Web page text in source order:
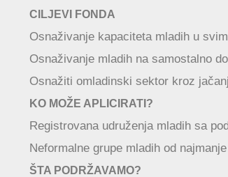
CILJEVI FONDA
Osnaživanje kapaciteta mladih u
Osnaživanje mladih na samostalno
Osnažiti omladinski sektor kroz
KO MOŽE APLICIRATI?
Registrovana udruženja mladih sa
Neformalne grupe mladih od
ŠTA PODRŽAVAMO?